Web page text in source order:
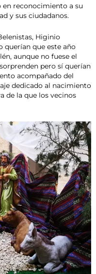
en reconocimiento a su
y sus ciudadanos.
Higinio
querían que este año
aunque no fuese el
pero sí querían
acompañado del
dedicado al nacimiento
de la que los vecinos